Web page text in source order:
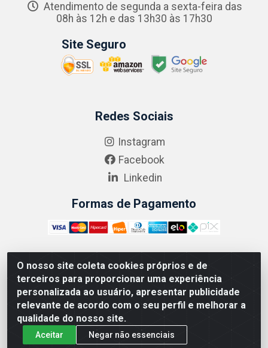
O nosso site coleta cookies próprios e de
terceiros para proporcionar uma experiência
personalizada ao usuário, apresentar publicidade
relevante de acordo com o seu perfil e melhorar a
qualidade do nosso site.
Aceitar Negar não essenciais
Atendimento de segunda a sexta-feira das
08h às 12h e das 13h30 às 17h30
Site Seguro
Redes Sociais
Instagram
Facebook
Linkedin
Formas de Pagamento
ABRASEG COMÉRCIO ATACADISTA LTDA - CNPJ:
10.894.768/0001-00 - Avenida Lobo Júnior, 1045 -
Penha Circular - Rio de Janeiro - RJ - CEP 21020-124